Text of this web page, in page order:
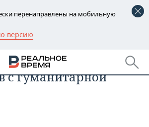
перенаправлены на мобильную
версию
колонну
с гуманитарной